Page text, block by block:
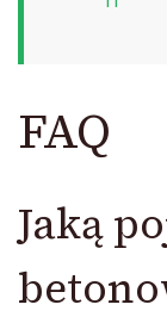
FAQ
Jaką